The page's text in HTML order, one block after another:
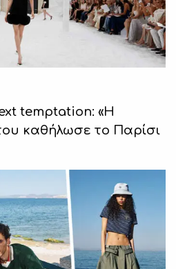
temptation: «Η
καθήλωσε το Παρίσι